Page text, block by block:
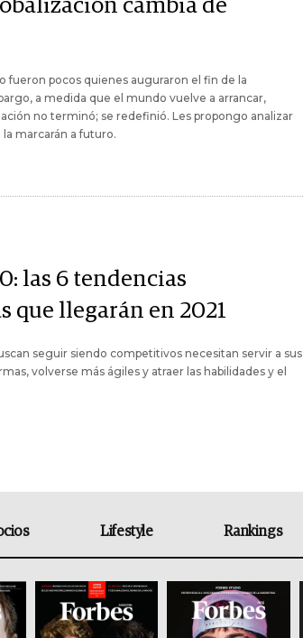
cambia de
fueron pocos quienes auguraron el fin de la
a medida que el mundo vuelve a arrancar,
no terminó; se redefinió. Les propongo analizar
marcarán a futuro.
las 6 tendencias
que llegarán en 2021
seguir siendo competitivos necesitan servir a sus
volverse más ágiles y atraer las habilidades y el
Lifestyle Rankings